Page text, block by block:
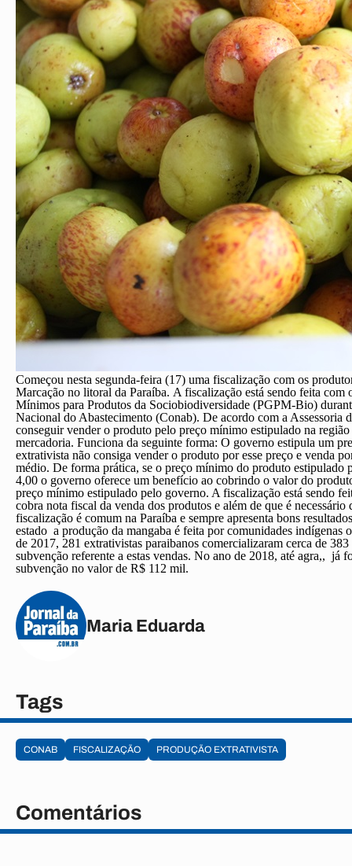
Começou nesta segunda-feira (17) uma fiscalização com os
Marcação no litoral da Paraíba. A fiscalização está sendo feita
Mínimos para Produtos da Sociobiodiversidade (PGPM-Bio)
Nacional do Abastecimento (Conab). De acordo com a Assessoria
conseguir vender o produto pelo preço mínimo estipulado na
mercadoria. Funciona da seguinte forma: O governo estipula um
extrativista não consiga vender o produto por esse preço e venda
médio. De forma prática, se o preço mínimo do produto
4,00 o governo oferece um benefício ao cobrindo o valor do
preço mínimo estipulado pelo governo. A fiscalização está sendo
cobra nota fiscal da venda dos produtos e além de que é
fiscalização é comum na Paraíba e sempre apresenta bons
estado a produção da mangaba é feita por comunidades indígenas
de 2017, 281 extrativistas paraibanos comercializaram cerca de
subvenção referente a estas vendas. No ano de 2018, até agra,,
subvenção no valor de R$ 112 mil.
Maria Eduarda
Tags
CONAB FISCALIZAÇÃO PRODUÇÃO EXTRATIVISTA
Comentários